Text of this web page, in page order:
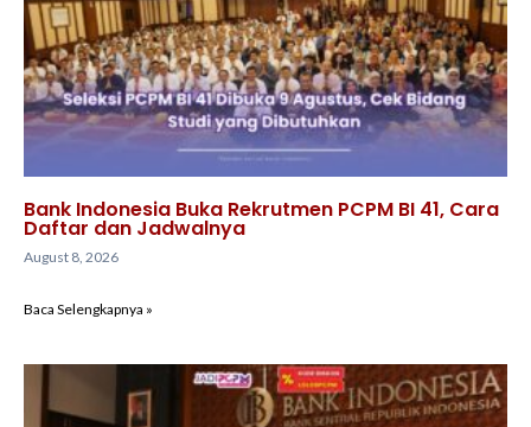
Bank Indonesia Buka Rekrutmen PCPM BI 41, Cara
Daftar dan Jadwalnya
August 8, 2026
Baca Selengkapnya »